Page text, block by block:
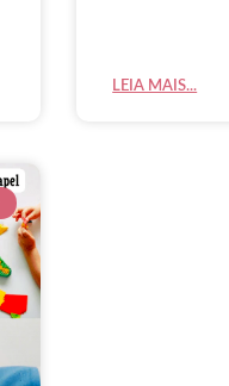
LEIA MAIS...